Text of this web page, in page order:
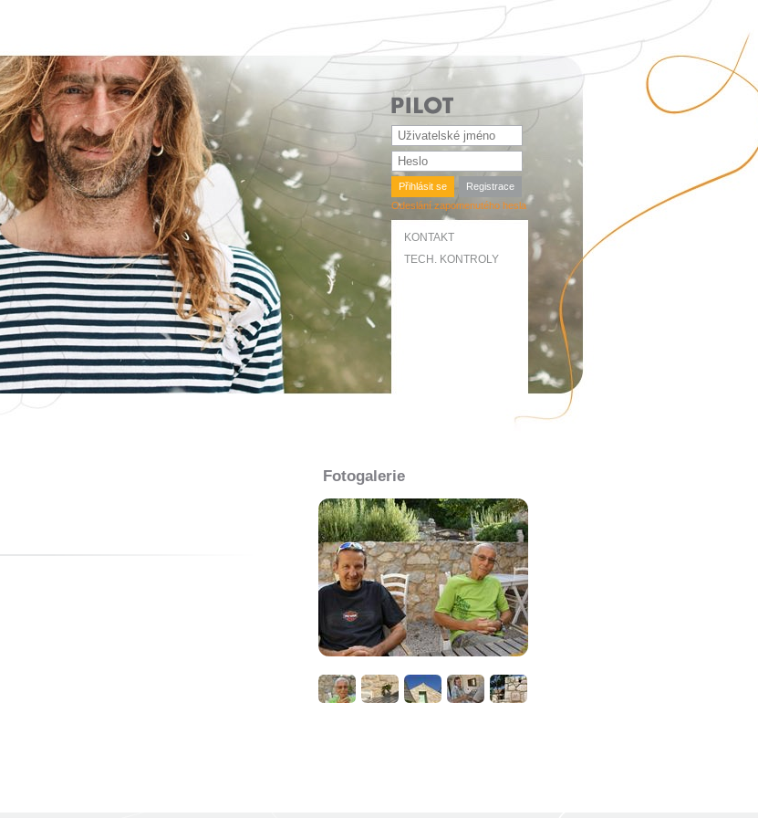
Fotogalerie
Přihlásit se
Registrace
Odeslání zapomenutého hesla
KONTAKT
TECH. KONTROLY